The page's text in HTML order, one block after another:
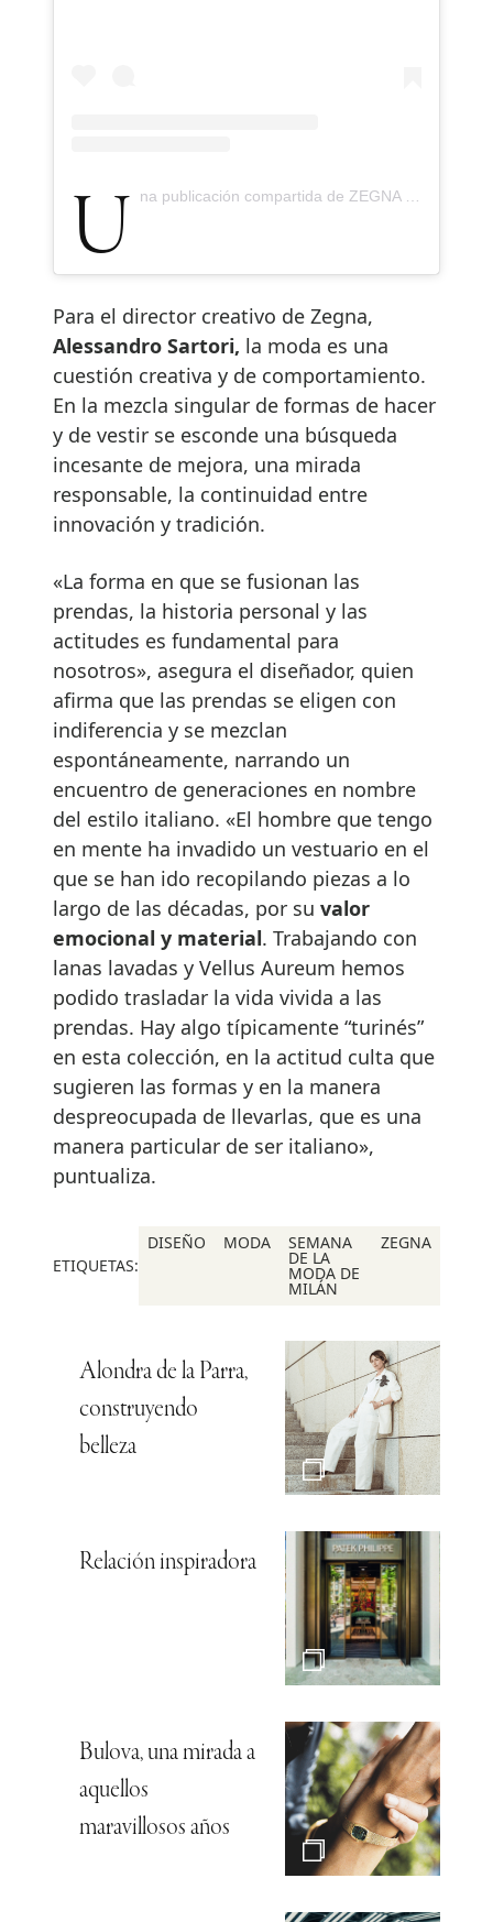
Una publicación compartida de ZEGNA (@zegna)
Para el director creativo de Zegna,
Alessandro Sartori, la moda es una
cuestión creativa y de comportamiento.
En la mezcla singular de formas de hacer
y de vestir se esconde una búsqueda
incesante de mejora, una mirada
responsable, la continuidad entre
innovación y tradición.
«La forma en que se fusionan las
prendas, la historia personal y las
actitudes es fundamental para
nosotros», asegura el diseñador, quien
afirma que las prendas se eligen con
indiferencia y se mezclan
espontáneamente, narrando un
encuentro de generaciones en nombre
del estilo italiano. «El hombre que tengo
en mente ha invadido un vestuario en el
que se han ido recopilando piezas a lo
largo de las décadas, por su valor
emocional y material. Trabajando con
lanas lavadas y Vellus Aureum hemos
podido trasladar la vida vivida a las
prendas. Hay algo típicamente “turinés”
en esta colección, en la actitud culta que
sugieren las formas y en la manera
despreocupada de llevarlas, que es una
manera particular de ser italiano»,
puntualiza.
ETIQUETAS:
DISEÑO MODA SEMANA
DE LA
MODA DE
MILÁN
ZEGNA
Alondra de la Parra,
construyendo
belleza
Relación inspiradora
Bulova, una mirada a
aquellos
maravillosos años